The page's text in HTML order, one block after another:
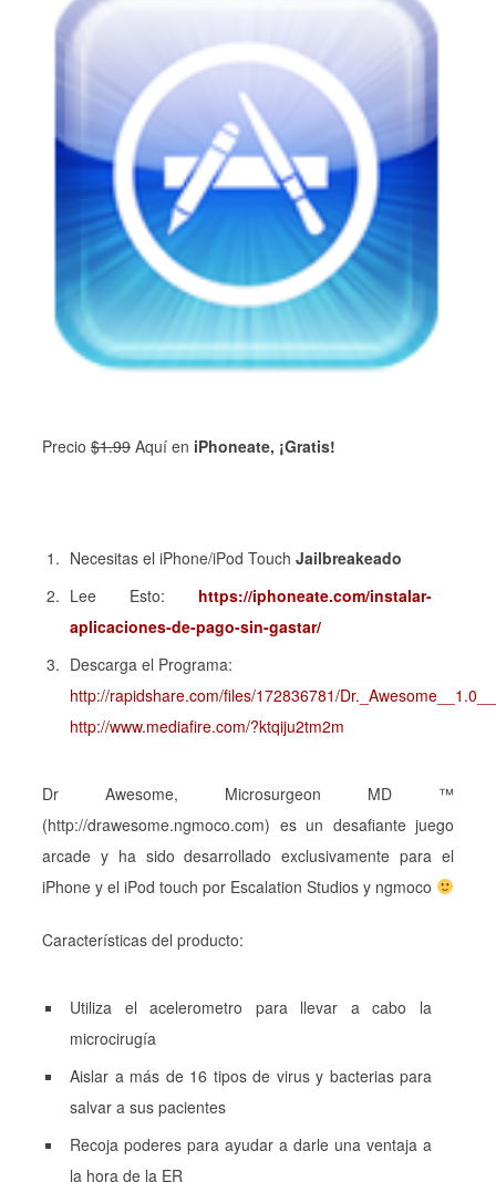
Precio $1.99 Aquí en iPhoneate, ¡Gratis!
Necesitas el iPhone/iPod Touch Jailbreakeado
Lee Esto: https://iphoneate.com/instalar-
aplicaciones-de-pago-sin-gastar/
Descarga el Programa:
http://rapidshare.com/files/172836781/
http://www.mediafire.com/?ktqiju2tm2m
Dr Awesome, Microsurgeon MD ™
(http://drawesome.ngmoco.com) es un desafiante juego
arcade y ha sido desarrollado exclusivamente para el
iPhone y el iPod touch por Escalation Studios y ngmoco
Características del producto:
Utiliza el acelerometro para llevar a cabo la
microcirugía
Aislar a más de 16 tipos de virus y bacterias para
salvar a sus pacientes
Recoja poderes para ayudar a darle una ventaja a
la hora de la ER